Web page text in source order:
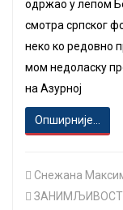
одржао у лепом
смотра српског
неко ко редовно
мом недоласку
на Азурној
Опширније...
Снежана